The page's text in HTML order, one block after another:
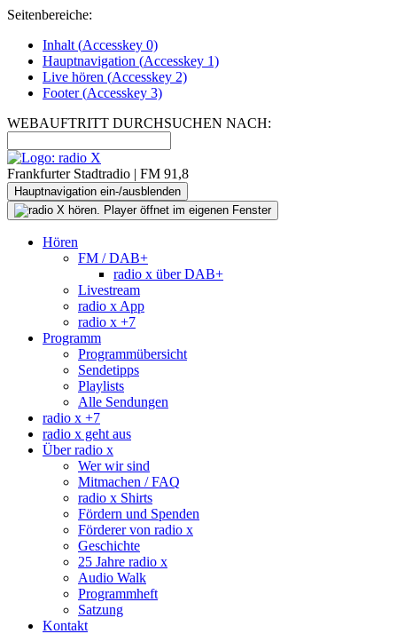
Seitenbereiche:
Inhalt (Accesskey 0)
Hauptnavigation (Accesskey 1)
Live hören (Accesskey 2)
Footer(Accesskey 3)
WEBAUFTRITT DURCHSUCHEN NACH:
Frankfurter Stadtradio | FM 91,8
Hauptnavigation ein-/ausblenden
Hören
FM / DAB+
radio x über DAB+
Livestream
radio x App
radio x +7
Programm
Programmübersicht
Sendetipps
Playlists
Alle Sendungen
radio x +7
radio x geht aus
Über radio x
Wer wir sind
Mitmachen / FAQ
radio x Shirts
Fördern und Spenden
Förderer von radio x
Geschichte
25 Jahre radio x
Audio Walk
Programmheft
Satzung
Kontakt